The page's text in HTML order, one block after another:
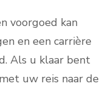
voorgoed kan
en een carrière
Als u klaar bent
uw reis naar de